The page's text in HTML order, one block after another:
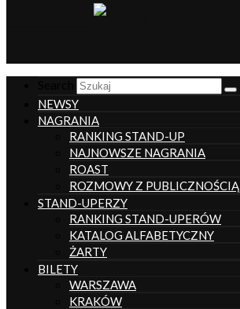
NEWSY
NAGRANIA
RANKING STAND-UP
NAJNOWSZE NAGRANIA
ROAST
ROZMOWY Z PUBLICZNOŚCIĄ
STAND-UPERZY
RANKING STAND-UPERÓW
KATALOG ALFABETYCZNY
ŻARTY
BILETY
WARSZAWA
KRAKÓW